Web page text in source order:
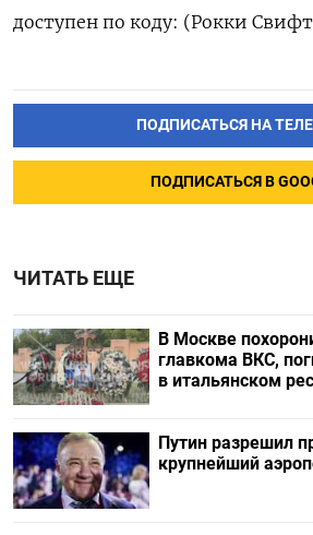
доступен по коду: (Рокки
ПОДПИСАТЬСЯ НА
ПОДПИСАТЬСЯ В
ЧИТАТЬ ЕЩЕ
В Москве
главкома ВКС,
в итальянском
Путин разрешил
крупнейший